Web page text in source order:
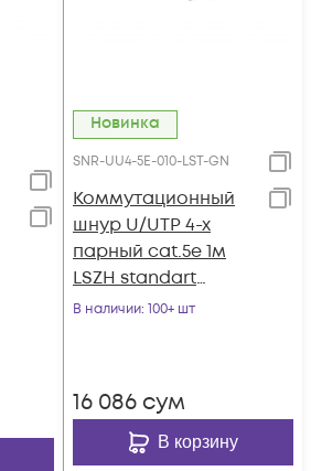
Новинка
SNR-UU4-5E-010-LST-GN
Коммутационный
шнур U/UTP 4-х
парный cat.5e 1м
LSZH standart
зеленый
В наличии: 100+ шт
16 086 сум
В корзину